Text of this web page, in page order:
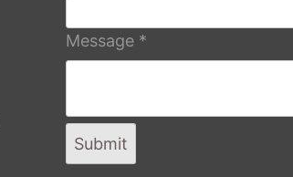
Message *
Submit